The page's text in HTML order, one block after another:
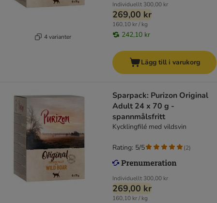
4 varianter
Individuellt 300,00 kr
269,00 kr
160,10 kr / kg
242,10 kr
Lägg till i varukorg
Sparpack: Purizon Original
Adult 24 x 70 g -
spannmålsfritt
Kycklingfilé med vildsvin
Individuellt 300,00 kr
269,00 kr
160,10 kr / kg
Rating: 5/5 (2)